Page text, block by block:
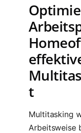
t
Multitasking
Arbeitsweise